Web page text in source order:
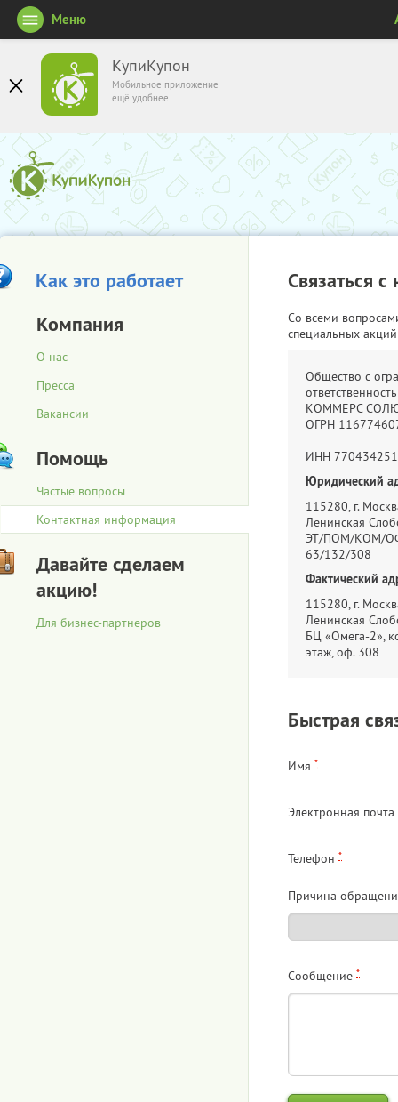
КупиКупон
Мобильное приложение
ещё удобнее
Меню
Как это работает
Компания
О нас
Пресса
Вакансии
Помощь
Частые вопросы
Контактная информация
Давайте сделаем
акцию!
Для бизнес-партнеров
Связаться с
Со всеми
специальных
Общество с
КОММЕРС
ОГРН
ИНН
Юридический
115280, г.
Ленинская
ЭТ/ПОМ/КОМ/
63/132/308
Фактический
115280, г.
Ленинская
БЦ «Омега-2»,
этаж, оф. 308
Быстрая
*
Имя
Электронная почта
*
Телефон
Причина
*
Сообщение